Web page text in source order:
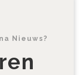
Nieuws?